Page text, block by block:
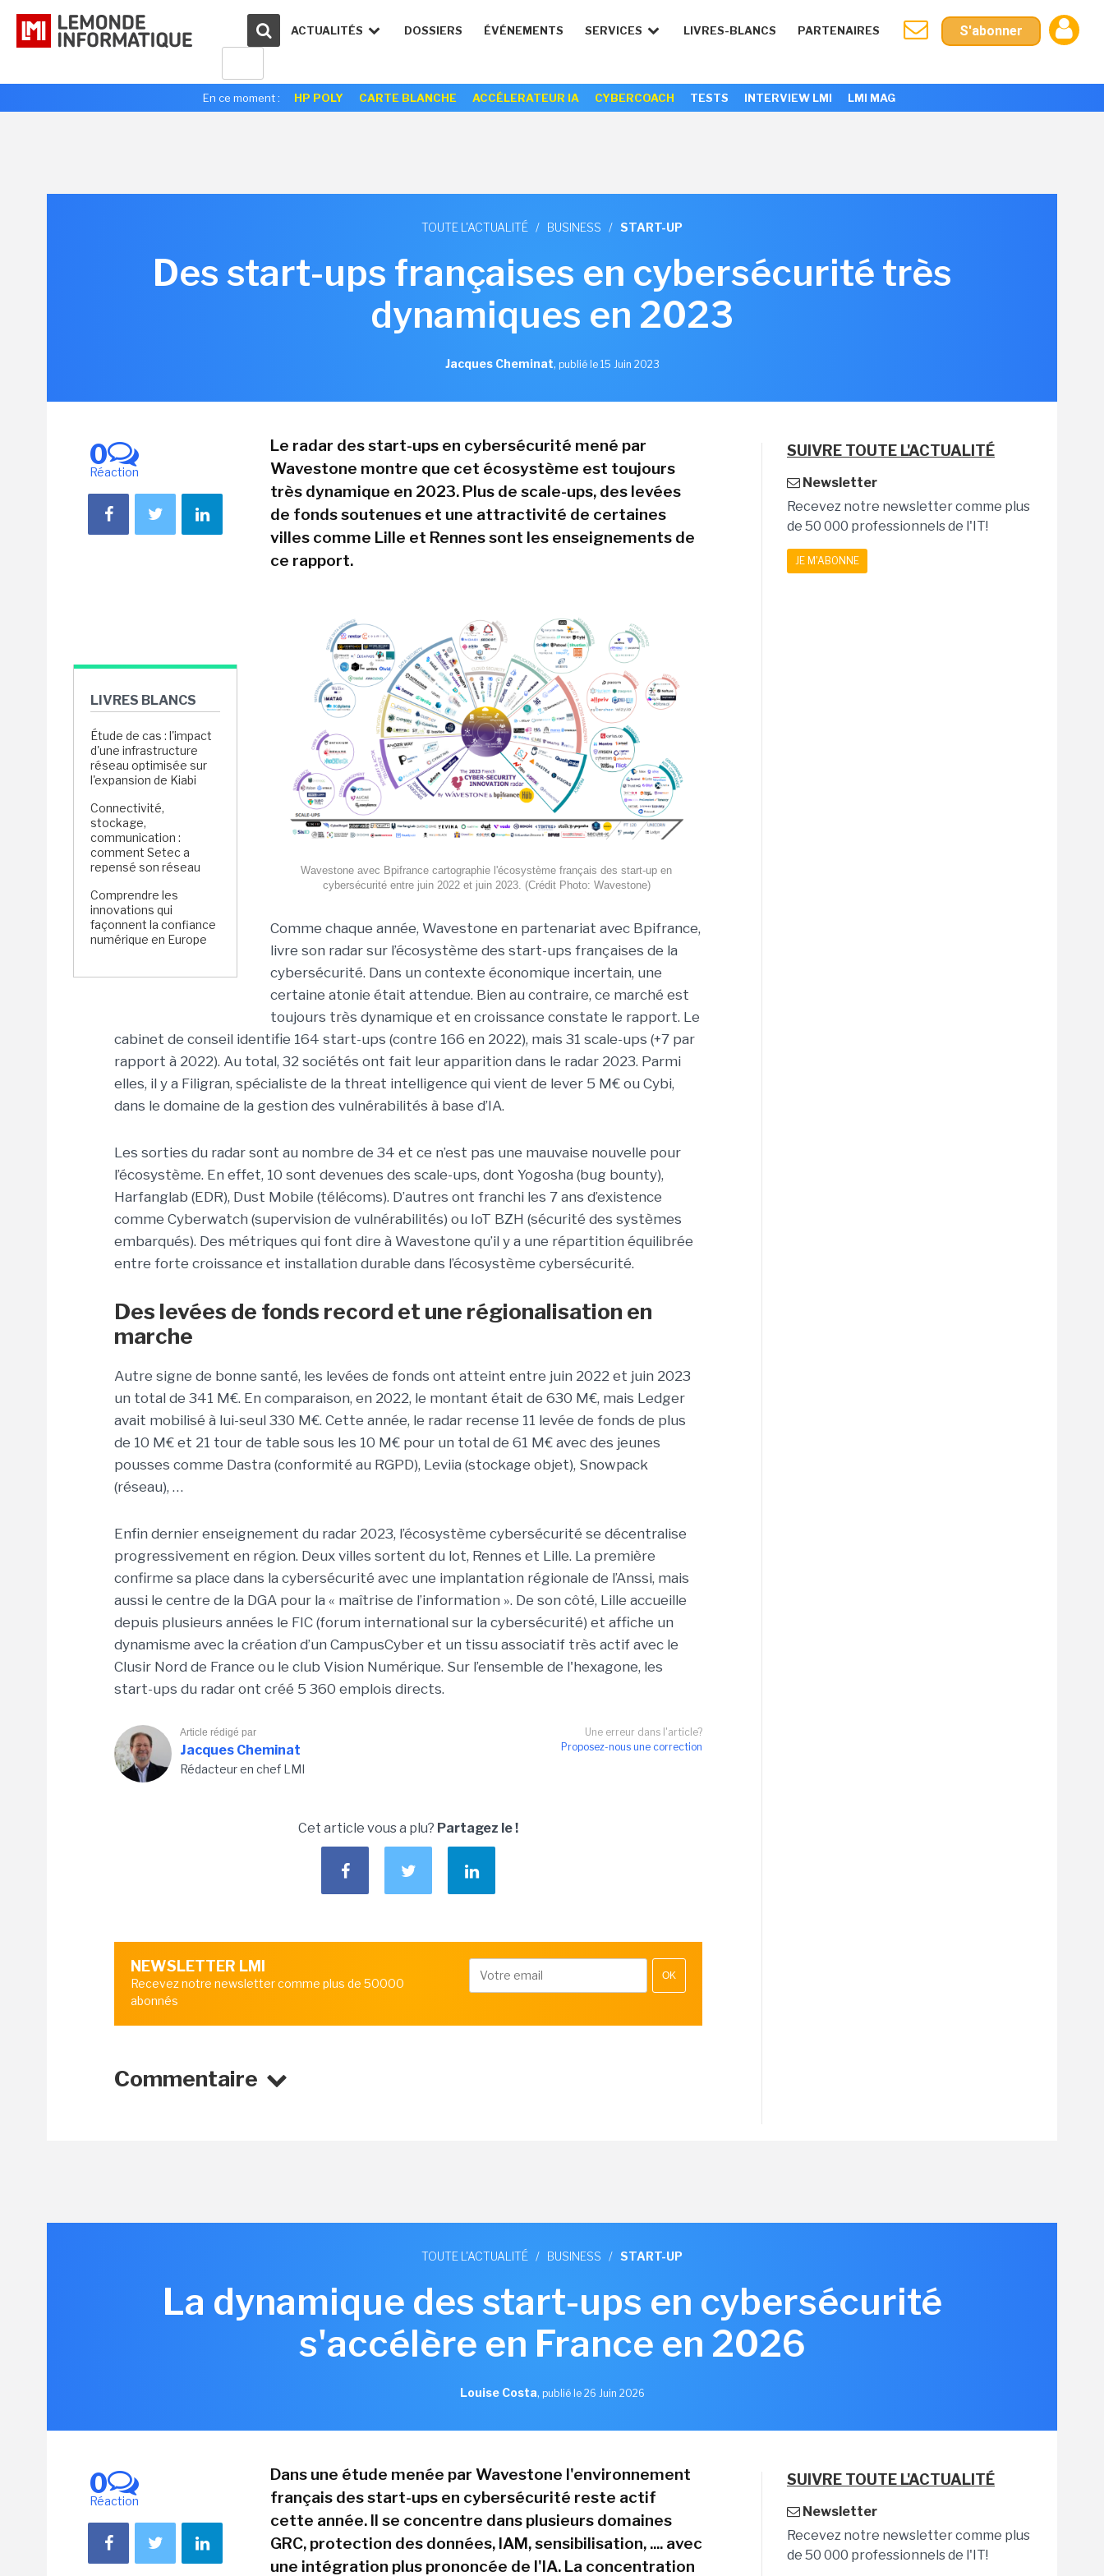
ACTUALITÉS DOSSIERS ÉVÉNEMENTS SERVICES LIVRES-BLANCS PARTENAIRES S'abonner
En ce moment : HP POLY CARTE BLANCHE ACCÉLERATEUR IA CYBERCOACH TESTS INTERVIEW LMI LMI MAG
TOUTE L'ACTUALITÉ / BUSINESS / START-UP
Des start-ups françaises en cybersécurité très
dynamiques en 2023
Jacques Cheminat, publié le 15 Juin 2023
0
Réaction
LIVRES BLANCS
Étude de cas : l'impact
d'une infrastructure
réseau optimisée sur
l'expansion de Kiabi
Connectivité,
stockage,
communication :
comment Setec a
repensé son réseau
Comprendre les
innovations qui
façonnent la confiance
numérique en Europe
Le radar des start-ups en cybersécurité mené par
Wavestone montre que cet écosystème est toujours
très dynamique en 2023. Plus de scale-ups, des levées
de fonds soutenues et une attractivité de certaines
villes comme Lille et Rennes sont les enseignements de
ce rapport.
Wavestone avec Bpifrance cartographie l'écosystème français des start-up en
cybersécurité entre juin 2022 et juin 2023. (Crédit Photo: Wavestone)
Comme chaque année, Wavestone en partenariat avec Bpifrance,
livre son radar sur l’écosystème des start-ups françaises de la
cybersécurité. Dans un contexte économique incertain, une
certaine atonie était attendue. Bien au contraire, ce marché est
toujours très dynamique et en croissance constate le rapport. Le
cabinet de conseil identifie 164 start-ups (contre 166 en 2022), mais 31 scale-ups (+7 par
rapport à 2022). Au total, 32 sociétés ont fait leur apparition dans le radar 2023. Parmi
elles, il y a Filigran, spécialiste de la threat intelligence qui vient de lever 5 M€ ou Cybi,
dans le domaine de la gestion des vulnérabilités à base d’IA.
Les sorties du radar sont au nombre de 34 et ce n’est pas une mauvaise nouvelle pour
l’écosystème. En effet, 10 sont devenues des scale-ups, dont Yogosha (bug bounty),
Harfanglab (EDR), Dust Mobile (télécoms). D’autres ont franchi les 7 ans d’existence
comme Cyberwatch (supervision de vulnérabilités) ou IoT BZH (sécurité des systèmes
embarqués). Des métriques qui font dire à Wavestone qu’il y a une répartition équilibrée
entre forte croissance et installation durable dans l’écosystème cybersécurité.
Des levées de fonds record et une régionalisation en
marche
Autre signe de bonne santé, les levées de fonds ont atteint entre juin 2022 et juin 2023
un total de 341 M€. En comparaison, en 2022, le montant était de 630 M€, mais Ledger
avait mobilisé à lui-seul 330 M€. Cette année, le radar recense 11 levée de fonds de plus
de 10 M€ et 21 tour de table sous les 10 M€ pour un total de 61 M€ avec des jeunes
pousses comme Dastra (conformité au RGPD), Leviia (stockage objet), Snowpack
(réseau), …
Enfin dernier enseignement du radar 2023, l’écosystème cybersécurité se décentralise
progressivement en région. Deux villes sortent du lot, Rennes et Lille. La première
confirme sa place dans la cybersécurité avec une implantation régionale de l’Anssi, mais
aussi le centre de la DGA pour la « maîtrise de l’information ». De son côté, Lille accueille
depuis plusieurs années le FIC (forum international sur la cybersécurité) et affiche un
dynamisme avec la création d’un CampusCyber et un tissu associatif très actif avec le
Clusir Nord de France ou le club Vision Numérique. Sur l’ensemble de l'hexagone, les
start-ups du radar ont créé 5 360 emplois directs.
Une erreur dans l'article?
Proposez-nous une correction
Article rédigé par
Jacques Cheminat
Rédacteur en chef LMI
Cet article vous a plu? Partagez le !
NEWSLETTER LMI
Recevez notre newsletter comme plus de 50000
abonnés
OK
Commentaire
SUIVRE TOUTE L'ACTUALITÉ
Newsletter
Recevez notre newsletter comme plus
de 50 000 professionnels de l'IT!
JE M'ABONNE
TOUTE L'ACTUALITÉ / BUSINESS / START-UP
La dynamique des start-ups en cybersécurité
s'accélère en France en 2026
Louise Costa, publié le 26 Juin 2026
0
Réaction
Dans une étude menée par Wavestone l'environnement
français des start-ups en cybersécurité reste actif
cette année. Il se concentre dans plusieurs domaines
GRC, protection des données, IAM, sensibilisation, .... avec
une intégration plus prononcée de l'IA. La concentration
SUIVRE TOUTE L'ACTUALITÉ
Newsletter
Recevez notre newsletter comme plus
de 50 000 professionnels de l'IT!